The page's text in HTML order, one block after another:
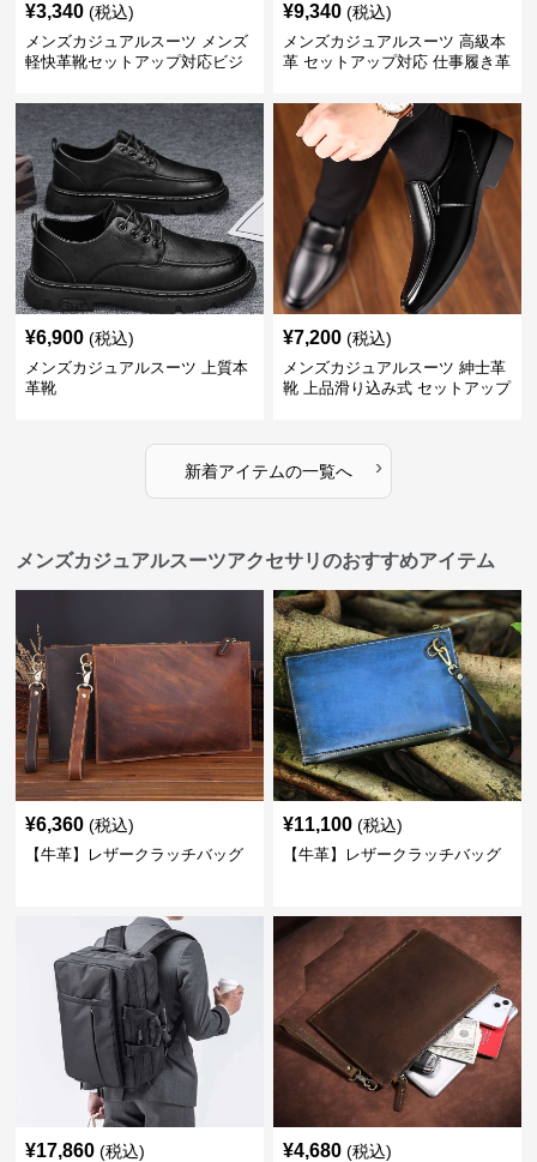
¥3,340 (税込)
メンズカジュアルスーツ メンズ
軽快革靴セットアップ対応ビジ
¥9,340 (税込)
メンズカジュアルスーツ 高級本
革 セットアップ対応 仕事履き革
¥6,900 (税込)
メンズカジュアルスーツ 上質本
革靴
¥7,200 (税込)
メンズカジュアルスーツ 紳士革
靴 上品滑り込み式 セットアップ
新着アイテムの一覧へ ›
メンズカジュアルスーツアクセサリのおすすめアイテム
¥6,360 (税込)
【牛革】レザークラッチバッグ
¥11,100 (税込)
【牛革】レザークラッチバッグ
¥17,860 (税込) ¥4,680 (税込)